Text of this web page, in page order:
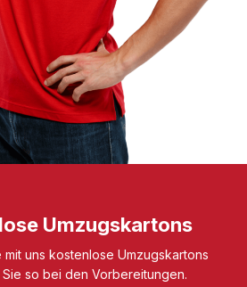
Umzugskartons
mit uns kostenlose Umzugskartons
so bei den Vorbereitungen.